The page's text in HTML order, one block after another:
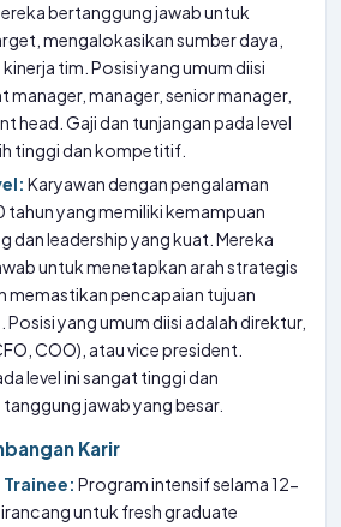
bertanggung jawab untuk
mengalokasikan sumber daya,
tim. Posisi yang umum diisi
manager, manager, senior manager,
head. Gaji dan tunjangan pada level
tinggi dan kompetitif.
Karyawan dengan pengalaman
tahun yang memiliki kemampuan
dan leadership yang kuat. Mereka
untuk menetapkan arah strategis
memastikan pencapaian tujuan
Posisi yang umum diisi adalah direktur,
COO), atau vice president.
level ini sangat tinggi dan
jawab yang besar.
Karir
Program intensif selama 12-
untuk fresh graduate